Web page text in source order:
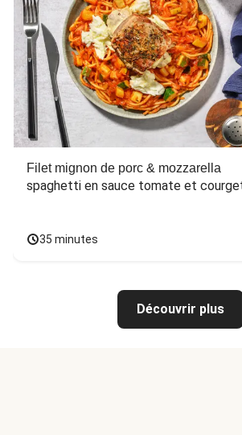
Filet mignon de porc & mozzarella
spaghetti en sauce tomate et
35 minutes
Découvrir plus